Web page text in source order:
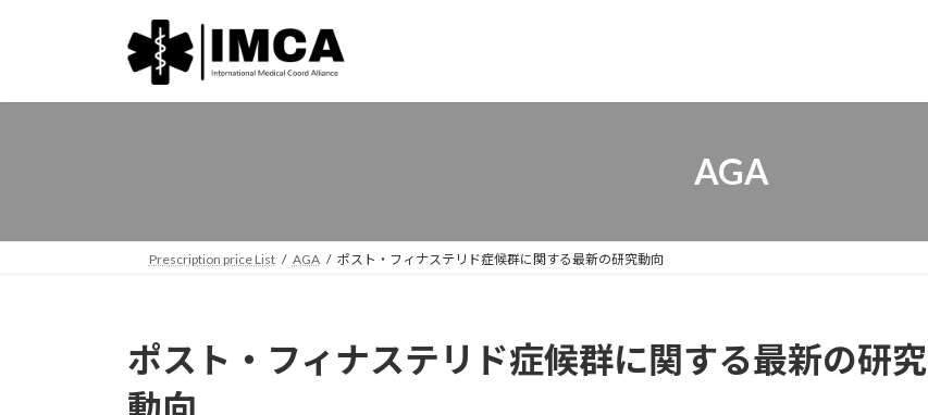
プ
動
AGA
Prescription price List AGA ポスト・フィナステリド症候群に関する最新の研究動向
ポスト・フィナステリド症候群に関する最新の研究
動向